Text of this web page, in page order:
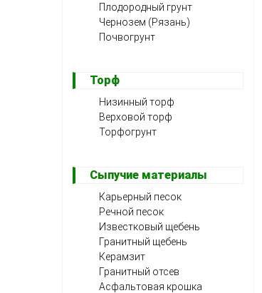
Плодородный грунт
Чернозем (Рязань)
Почвогрунт
Торф
Низинный торф
Верховой торф
Торфогрунт
Сыпучие материалы
Карьерный песок
Речной песок
Известковый щебень
Гранитный щебень
Керамзит
Гранитный отсев
Асфальтовая крошка